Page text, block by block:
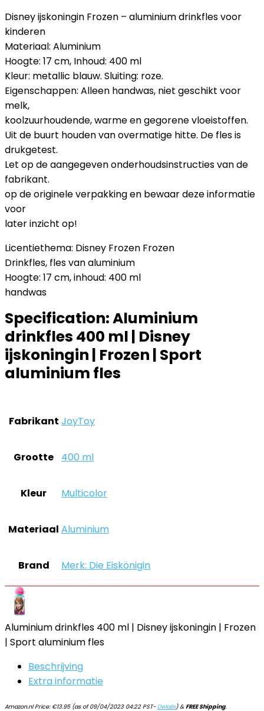
Disney ijskoningin Frozen – aluminium drinkfles voor
kinderen
Materiaal: Aluminium
Hoogte: 17 cm, Inhoud: 400 ml
Kleur: metallic blauw. Sluiting: roze.
Eigenschappen: Alleen handwas, niet geschikt voor
melk,
koolzuurhoudende, warme en gegorene vloeistoffen.
Uit de buurt houden van overmatige hitte. De fles is
drukgetest.
Let op de aangegeven onderhoudsinstructies van de
fabrikant.
op de originele verpakking en bewaar deze informatie
voor
later inzicht op!
Licentiethema: Disney Frozen Frozen
Drinkfles, fles van aluminium
Hoogte: 17 cm, inhoud: 400 ml
handwas
Specification:Aluminium
drinkfles 400 ml | Disney
ijskoningin | Frozen | Sport
aluminium fles
Fabrikant ‎JoyToy
Grootte ‎400 ml
Kleur ‎Multicolor
Materiaal ‎Aluminium
Brand Merk: Die Eiskönigin
Aluminium drinkfles 400 ml | Disney ijskoningin | Frozen
| Sport aluminium fles
Beschrijving
Extra informatie
Amazon.nl Price: €13.95(as of 09/04/2023 04:22 PST-Details)&FREE Shipping.